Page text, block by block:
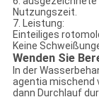
Nutzungszeit.
7. Leistung:
Einteiliges
Keine
Wenden Sie
In der
agentia mischend
dann Durchlauf